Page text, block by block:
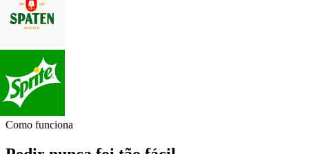
Como funciona